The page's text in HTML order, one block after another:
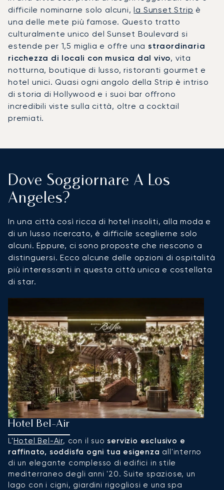
difficile nominarne solo alcuni,la Sunset Strip è
una delle mete più famose. Questo tratto
culturalmente unico del Sunset Boulevard si
estende per 1,5 miglia e offre unastraordinaria
ricchezza di locali con musica dal vivo, vita
notturna, boutique di lusso, ristoranti gourmet e
hotel unici. Quasi ogni angolo della Strip è intriso
di storia di Hollywood e i suoi bar offrono
incredibili viste sulla città, oltre a cocktail
premiati.
Dove Soggiornare A Los
Angeles?
In una città così ricca di hotel insoliti, alla moda e
di un lusso ricercato, è difficile sceglierne solo
alcuni. Eppure, ci sono proposte che riescono a
distinguersi. Ecco alcune delle opzioni di ospitalità
più interessanti in questa città unica e costellata
di star.
Hotel Bel-Air
L'Hotel Bel-Air, con il suo servizio esclusivo e
raffinato, soddisfa ogni tua esigenza all'interno
di un elegante complesso di edifici in stile
mediterraneo degli anni '20. Suite spaziose, un
lago con i cigni, giardini rigogliosi e una spa